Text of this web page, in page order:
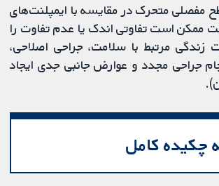
مفصلی متحرک در مقایسه با ایمپلنت‌های
ممکن است تفاوتی اندک یا عدم تفاوت را
زندگی مرتبط با سلامت، جراحی اصلاحی،
جراحی مجدد و عوارض جانبی جدی ایجاد
چکیده کامل